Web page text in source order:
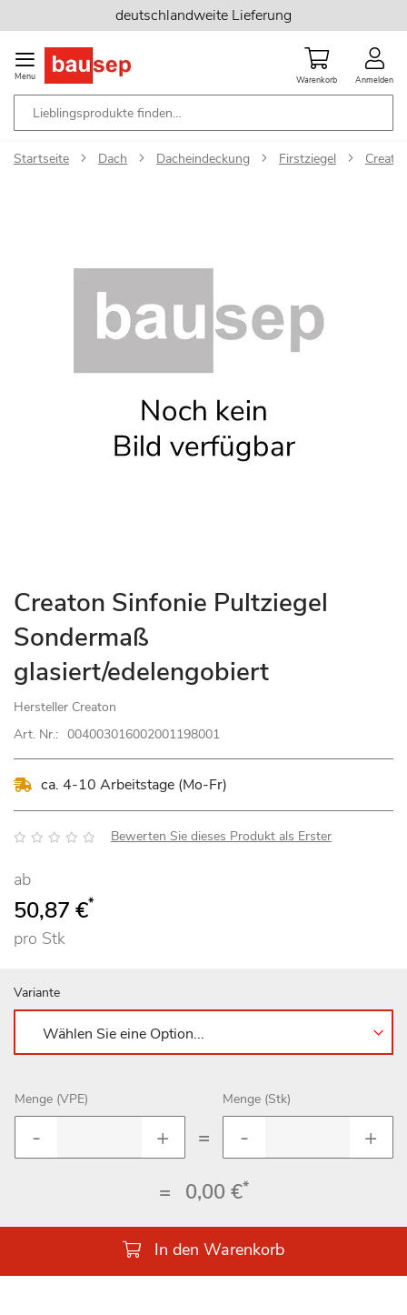
Inhalt
springen
deutschlandweite Lieferung
Menu Warenkorb Anmelden
Startseite Dach Dacheindeckung Firstziegel
Zum
Anfang
der
springen
Creaton Sinfonie Pultziegel
Sondermaß
glasiert/edelengobiert
Hersteller Creaton
Art. Nr.: 004003016002001198001
ca. 4-10 Arbeitstage (Mo-Fr)
Bewertung: Bewerten Sie dieses Produkt als Erster
ab
50,87 €*
pro Stk
Variante
Menge (VPE)
=
Menge (Stk)
= 0,00 €*
In den Warenkorb